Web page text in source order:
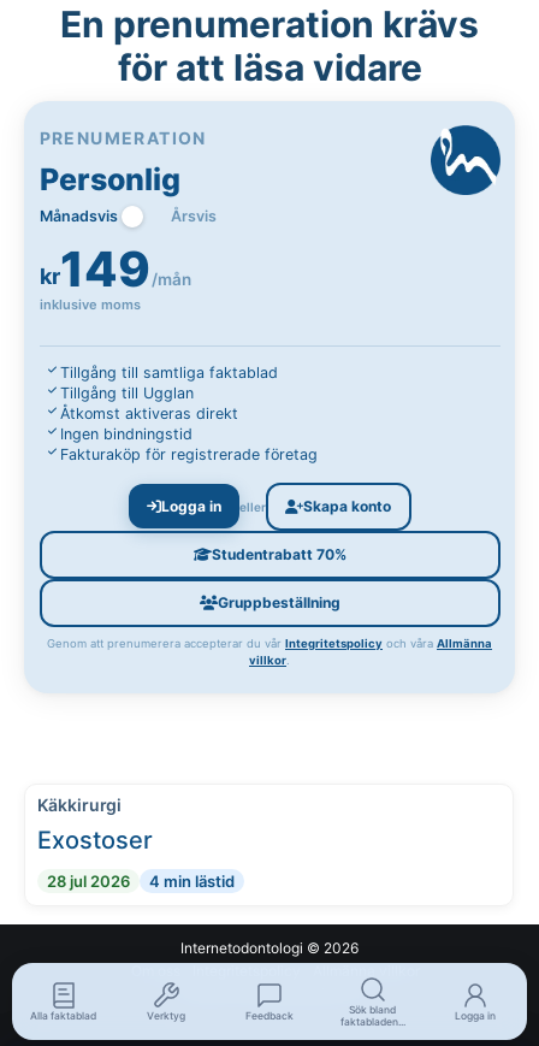
En prenumeration krävs
för att läsa vidare
PRENUMERATION
Personlig
Månadsvis Årsvis
kr149/mån
inklusive moms
Tillgång till samtliga faktablad
Tillgång till Ugglan
Åtkomst aktiveras direkt
Ingen bindningstid
Fakturaköp för registrerade företag
Logga in eller Skapa konto
Studentrabatt 70%
Gruppbeställning
Genom att prenumerera accepterar du vår Integritetspolicy och våra Allmänna
villkor.
Käkkirurgi
Exostoser
28 jul 2026 4 min lästid
Internetodontologi © 2026
En del av Internetmedicin.se
Alla faktablad Verktyg Feedback
Sök bland
faktabladen...
Logga in